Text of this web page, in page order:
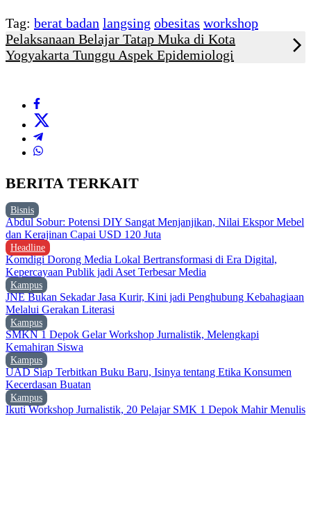
Tag: berat badan langsing obesitas workshop
Pelaksanaan Belajar Tatap Muka di Kota
Yogyakarta Tunggu Aspek Epidemiologi
BERITA TERKAIT
Bisnis
Abdul Sobur: Potensi DIY Sangat Menjanjikan, Nilai Ekspor Mebel
dan Kerajinan Capai USD 120 Juta
Headline
Komdigi Dorong Media Lokal Bertransformasi di Era Digital,
Kepercayaan Publik jadi Aset Terbesar Media
Kampus
JNE Bukan Sekadar Jasa Kurir, Kini jadi Penghubung Kebahagiaan
Melalui Gerakan Literasi
Kampus
SMKN 1 Depok Gelar Workshop Jurnalistik, Melengkapi
Kemahiran Siswa
Kampus
UAD Siap Terbitkan Buku Baru, Isinya tentang Etika Konsumen
Kecerdasan Buatan
Kampus
Ikuti Workshop Jurnalistik, 20 Pelajar SMK 1 Depok Mahir Menulis